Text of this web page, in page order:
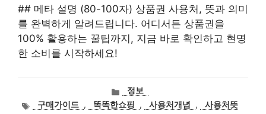
## 메타 설명 (80-100자) 상품권 사용처, 뜻과 의미
를 완벽하게 알려드립니다. 어디서든 상품권을
100% 활용하는 꿀팁까지, 지금 바로 확인하고 현명
한 소비를 시작하세요!
카
테
정보
태구매가이드 , 똑똑한쇼핑 , 사용처개념 ,
사용처뜻